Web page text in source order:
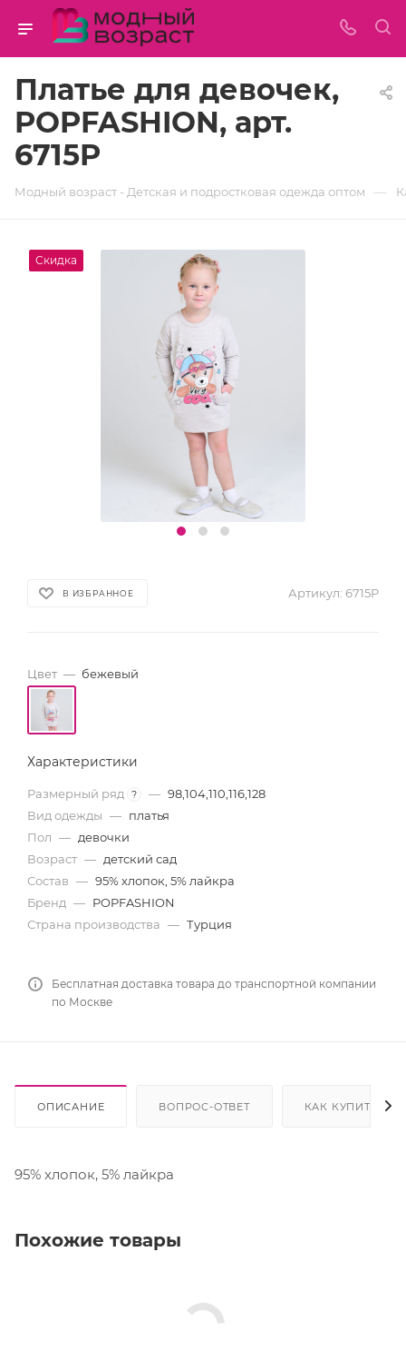
Платье для девочек,
POPFASHION, арт.
6715P
Модный возраст - Детская и подростковая одежда оптом —
Скидка
В ИЗБРАННОЕ Артикул: 6715P
Цвет — бежевый
Характеристики
Размерный ряд ? — 98,104,110,116,128
Вид одежды — платья
Пол — девочки
Возраст — детский сад
Состав — 95% хлопок, 5% лайкра
Бренд — POPFASHION
Страна производства — Турция
Бесплатная доставка товара до транспортной компании
по Москве
ОПИСАНИЕ ВОПРОС-ОТВЕТ КАК КУПИТЬ
95% хлопок, 5% лайкра
Похожие товары